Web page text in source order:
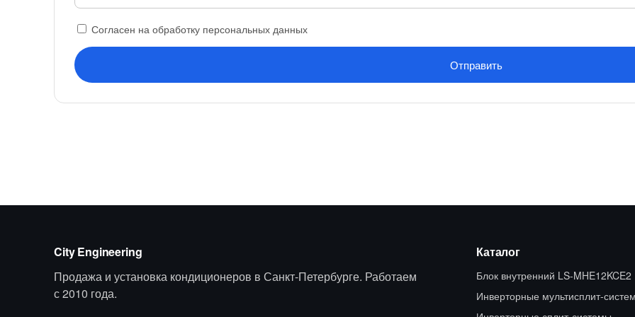
Согласен на обработку персональных данных
Отправить
City Engineering
Продажа и установка кондиционеров в Санкт-Петербурге. Работаем
с 2010 года.
Каталог
Блок внутренний LS-MHE12KCE2
Инверторные мультисплит-